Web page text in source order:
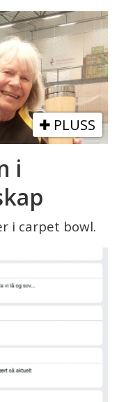
PLUSS
i
i carpet bowl.